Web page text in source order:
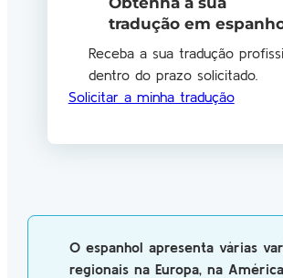
tradução em
Receba a sua tradução
dentro do prazo solicitado.
Solicitar a minha tradução
O espanhol apresenta várias
regionais na Europa, na